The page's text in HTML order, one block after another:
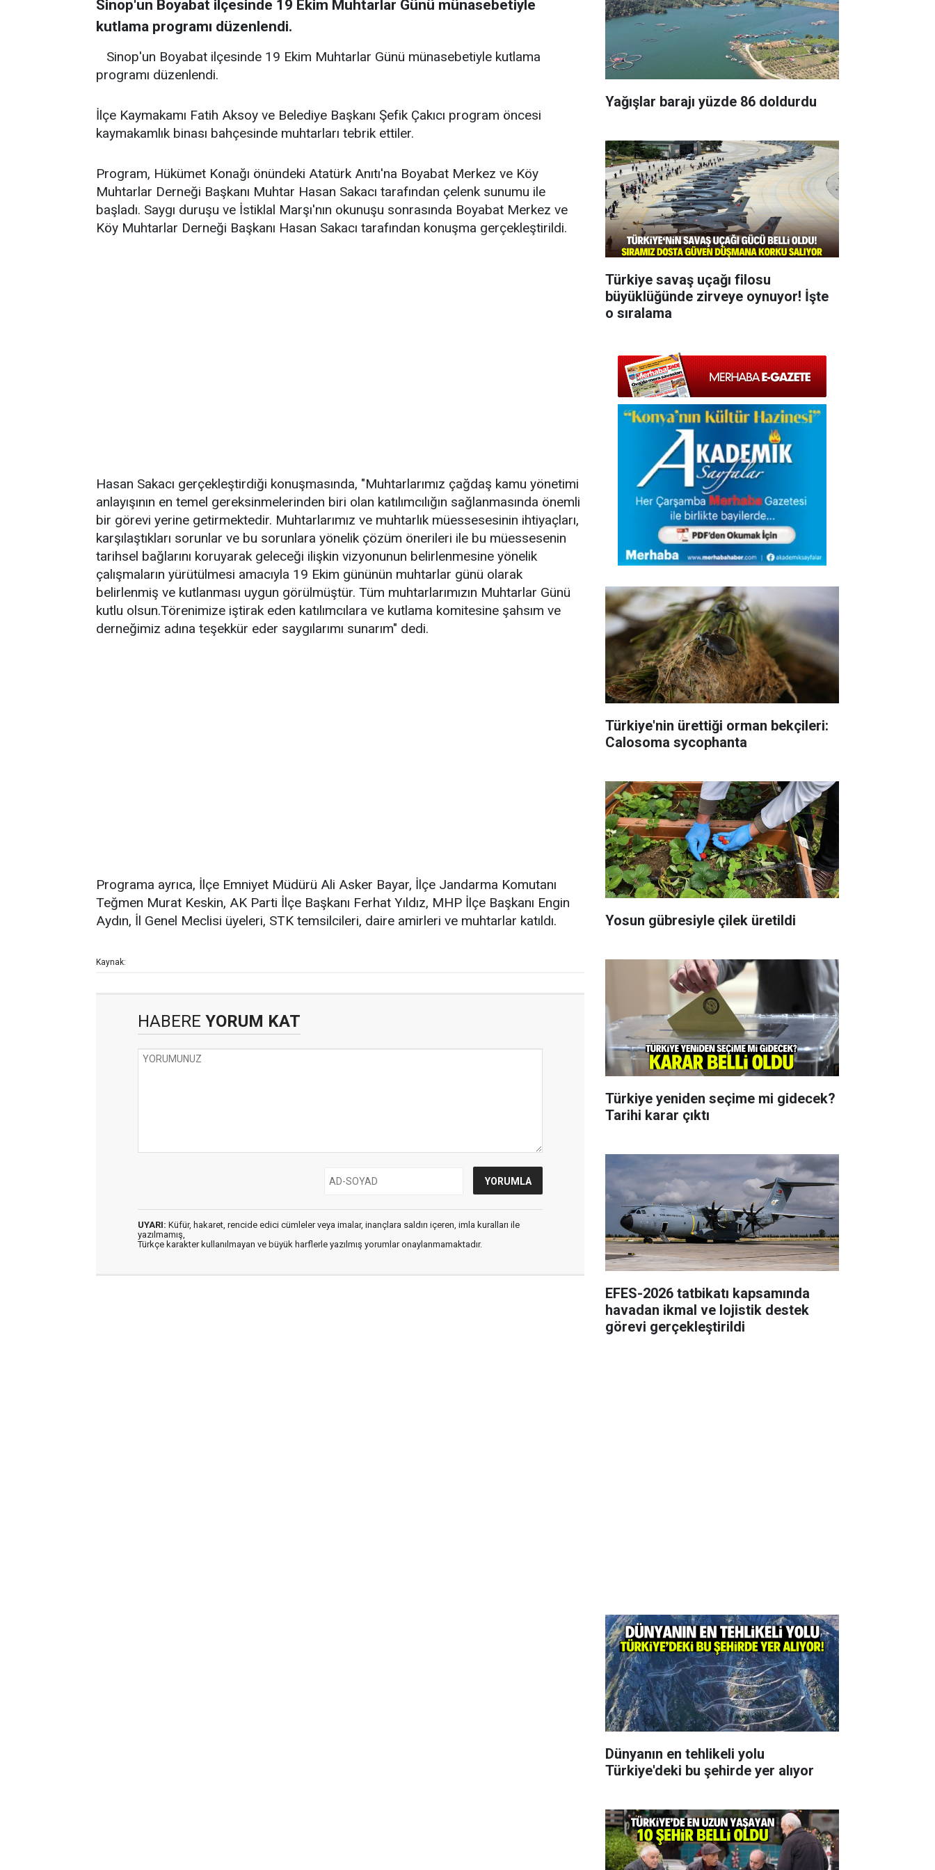
Sinop'un Boyabat ilçesinde 19 Ekim Muhtarlar Günü münasebetiyle
kutlama programı düzenlendi.
Sinop'un Boyabat ilçesinde 19 Ekim Muhtarlar Günü münasebetiyle kutlama
programı düzenlendi.
İlçe Kaymakamı Fatih Aksoy ve Belediye Başkanı Şefik Çakıcı program öncesi
kaymakamlık binası bahçesinde muhtarları tebrik ettiler.
Program, Hükümet Konağı önündeki Atatürk Anıtı'na Boyabat Merkez ve Köy
Muhtarlar Derneği Başkanı Muhtar Hasan Sakacı tarafından çelenk sunumu ile
başladı. Saygı duruşu ve İstiklal Marşı'nın okunuşu sonrasında Boyabat Merkez ve
Köy Muhtarlar Derneği Başkanı Hasan Sakacı tarafından konuşma gerçekleştirildi.
Hasan Sakacı gerçekleştirdiği konuşmasında, "Muhtarlarımız çağdaş kamu yönetimi
anlayışının en temel gereksinmelerinden biri olan katılımcılığın sağlanmasında önemli
bir görevi yerine getirmektedir. Muhtarlarımız ve muhtarlık müessesesinin ihtiyaçları,
karşılaştıkları sorunlar ve bu sorunlara yönelik çözüm önerileri ile bu müessesenin
tarihsel bağlarını koruyarak geleceği ilişkin vizyonunun belirlenmesine yönelik
çalışmaların yürütülmesi amacıyla 19 Ekim gününün muhtarlar günü olarak
belirlenmiş ve kutlanması uygun görülmüştür. Tüm muhtarlarımızın Muhtarlar Günü
kutlu olsun.Törenimize iştirak eden katılımcılara ve kutlama komitesine şahsım ve
derneğimiz adına teşekkür eder saygılarımı sunarım" dedi.
Programa ayrıca, İlçe Emniyet Müdürü Ali Asker Bayar, İlçe Jandarma Komutanı
Teğmen Murat Keskin, AK Parti İlçe Başkanı Ferhat Yıldız, MHP İlçe Başkanı Engin
Aydın, İl Genel Meclisi üyeleri, STK temsilcileri, daire amirleri ve muhtarlar katıldı.
Kaynak:
HABERE YORUM KAT
UYARI: Küfür, hakaret, rencide edici cümleler veya imalar, inançlara saldırı içeren, imla kuralları ile
yazılmamış,
Türkçe karakter kullanılmayan ve büyük harflerle yazılmış yorumlar onaylanmamaktadır.
Yağışlar barajı yüzde 86 doldurdu
Türkiye savaş uçağı filosu
büyüklüğünde zirveye oynuyor! İşte
o sıralama
Türkiye'nin ürettiği orman bekçileri:
Calosoma sycophanta
Yosun gübresiyle çilek üretildi
Türkiye yeniden seçime mi gidecek?
Tarihi karar çıktı
EFES-2026 tatbikatı kapsamında
havadan ikmal ve lojistik destek
görevi gerçekleştirildi
Dünyanın en tehlikeli yolu
Türkiye'deki bu şehirde yer alıyor